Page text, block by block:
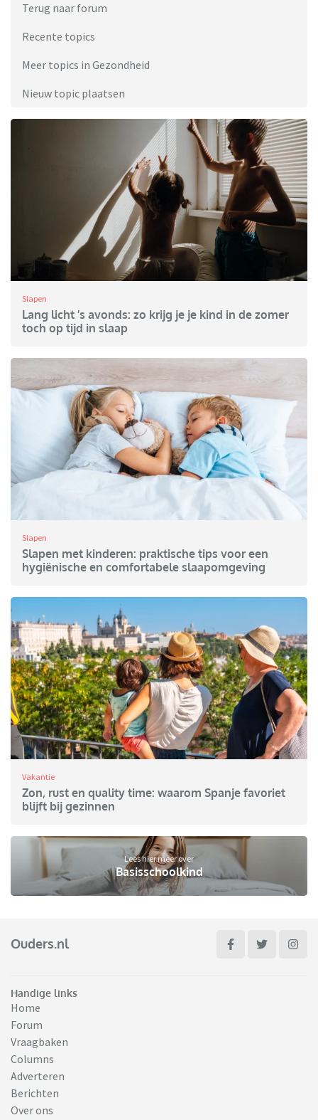
Terug naar forum
Recente topics
Meer topics in Gezondheid
Nieuw topic plaatsen
Slapen
Lang licht ’s avonds: zo krijg je je kind in de zomer
toch op tijd in slaap
Slapen
Slapen met kinderen: praktische tips voor een
hygiënische en comfortabele slaapomgeving
Vakantie
Zon, rust en quality time: waarom Spanje favoriet
blijft bij gezinnen
Lees hier meer over
Basisschoolkind
Ouders.nl
Handige links
Home
Forum
Vraagbaken
Columns
Adverteren
Berichten
Over ons